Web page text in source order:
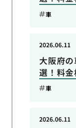
車
大阪府
選！料
2026.06.11
車
2026.06.11